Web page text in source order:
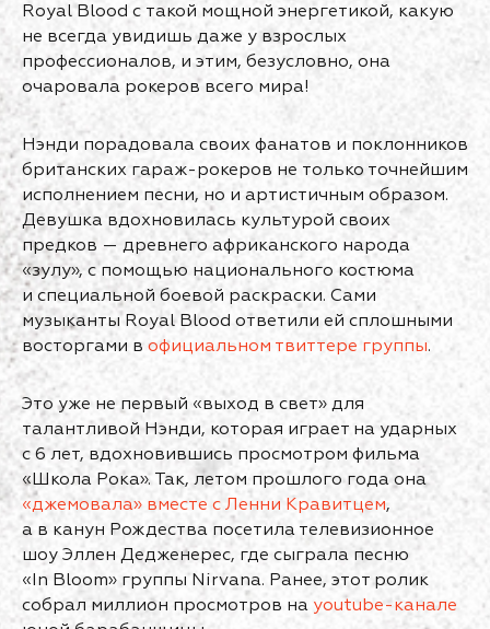
Royal Blood с такой мощной энергетикой, какую
не всегда увидишь даже у взрослых
профессионалов, и этим, безусловно, она
очаровала рокеров всего мира!
Нэнди порадовала своих фанатов и поклонников
британских гараж-рокеров не только точнейшим
исполнением песни, но и артистичным образом.
Девушка вдохновилась культурой своих
предков — древнего африканского народа
«зулу», с помощью национального костюма
и специальной боевой раскраски. Сами
музыканты Royal Blood ответили ей сплошными
восторгами в официальном твиттере группы.
Это уже не первый «выход в свет» для
талантливой Нэнди, которая играет на ударных
с 6 лет, вдохновившись просмотром фильма
«Школа Рока». Так, летом прошлого года она
«джемовала» вместе с Ленни Кравитцем,
а в канун Рождества посетила телевизионное
шоу Эллен Дедженерес, где сыграла песню
«In Bloom» группы Nirvana. Ранее, этот ролик
собрал миллион просмотров на youtube-канале